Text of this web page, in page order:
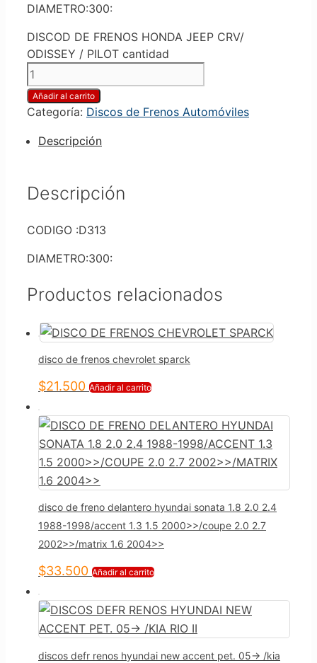
DIAMETRO:300:
DISCOD DE FRENOS HONDA JEEP CRV/
ODISSEY / PILOT cantidad
Añadir al carrito
Categoría: Discos de Frenos Automóviles
Descripción
Descripción
CODIGO :D313
DIAMETRO:300:
Productos relacionados
disco de frenos chevrolet sparck
$21.500 Añadir al carrito
disco de freno delantero hyundai sonata 1.8 2.0 2.4
1988-1998/accent 1.3 1.5 2000>>/coupe 2.0 2.7
2002>>/matrix 1.6 2004>>
$33.500 Añadir al carrito
discos defr renos hyundai new accent pet. 05-> /kia